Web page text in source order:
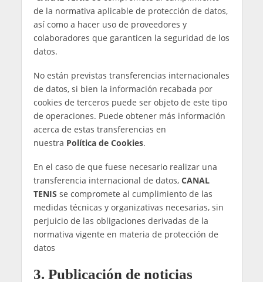
Datos relativos al cumplimiento de
obligaciones fiscales, administrativas, y de
cualquier otra índole exigibles a CANAL
TENIS:
derivadas del cumplimiento de las
obligaciones. Normalmente, el plazo será de 6
años, de acuerdo con el plazo de prescripción
de la obligación de conservar documentación
mercantil y contable
por los usuarios:los comentarios serán
publicados de forma indefinida, a excepción
de que se proceda a su retirada en base a
nuestraPolítica de Comentarios y Redes
Socialeso que el propio usuario proceda a su
eliminación.
tipologías y segmentaciones de usuarios en